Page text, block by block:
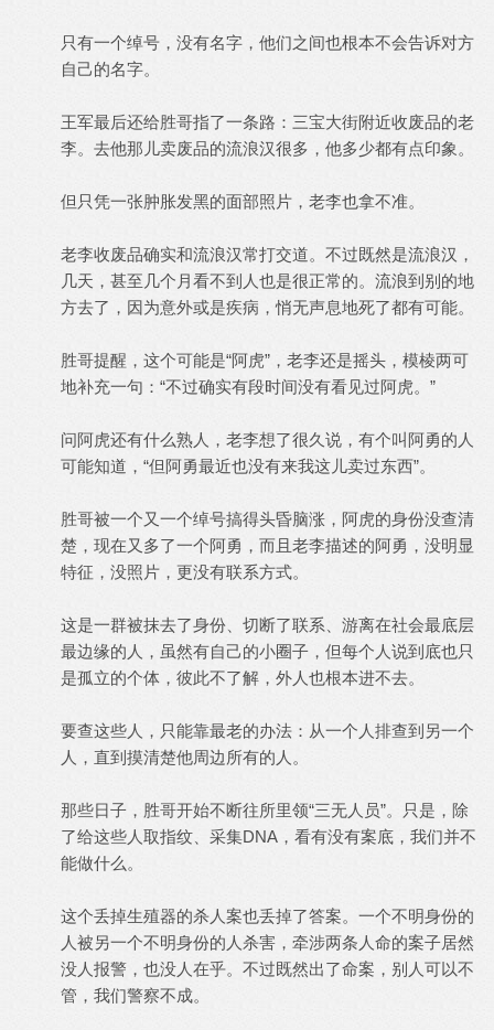
只有一个绰号，没有名字，他们之间也根本不会告诉对方
自己的名字。
王军最后还给胜哥指了一条路：三宝大街附近收废品的老
李。去他那儿卖废品的流浪汉很多，他多少都有点印象。
但只凭一张肿胀发黑的面部照片，老李也拿不准。
老李收废品确实和流浪汉常打交道。不过既然是流浪汉，
几天，甚至几个月看不到人也是很正常的。流浪到别的地
方去了，因为意外或是疾病，悄无声息地死了都有可能。
胜哥提醒，这个可能是“阿虎”，老李还是摇头，模棱两可
地补充一句：“不过确实有段时间没有看见过阿虎。”
问阿虎还有什么熟人，老李想了很久说，有个叫阿勇的人
可能知道，“但阿勇最近也没有来我这儿卖过东西”。
胜哥被一个又一个绰号搞得头昏脑涨，阿虎的身份没查清
楚，现在又多了一个阿勇，而且老李描述的阿勇，没明显
特征，没照片，更没有联系方式。
这是一群被抹去了身份、切断了联系、游离在社会最底层
最边缘的人，虽然有自己的小圈子，但每个人说到底也只
是孤立的个体，彼此不了解，外人也根本进不去。
要查这些人，只能靠最老的办法：从一个人排查到另一个
人，直到摸清楚他周边所有的人。
那些日子，胜哥开始不断往所里领“三无人员”。只是，除
了给这些人取指纹、采集DNA，看有没有案底，我们并不
能做什么。
这个丢掉生殖器的杀人案也丢掉了答案。一个不明身份的
人被另一个不明身份的人杀害，牵涉两条人命的案子居然
没人报警，也没人在乎。不过既然出了命案，别人可以不
管，我们警察不成。